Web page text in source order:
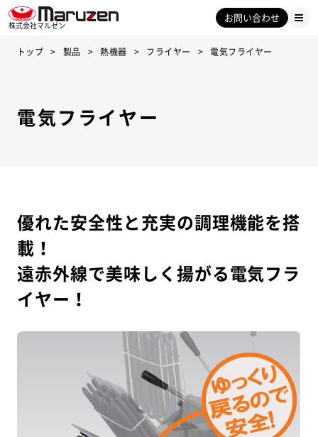
株式会社マルゼン
お問い合わせ
トップ 製品 熱機器 フライヤー 電気フライヤー
電気フライヤー
優れた安全性と充実の調理機能を搭
載！
遠赤外線で美味しく揚がる電気フラ
イヤー！